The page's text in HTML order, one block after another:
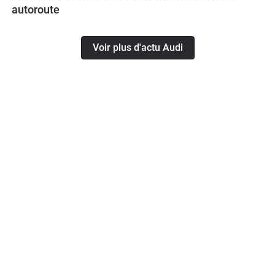
autoroute
Voir plus d'actu Audi